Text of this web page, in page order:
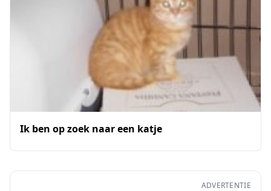
Ik ben op zoek naar een katje
ADVERTENTIE